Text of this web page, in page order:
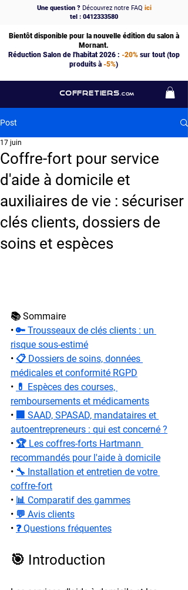
COFFRETIERS .COM
Une question ?Découvrez notre FAQ ici
tel : 0412333580
Bientôt disponible pour la nouvelle édition du salon à
Mornant.
Réduction Salon de l'habitat 2026 : -20%sur tout (top
produits à -5%)
Post
Coffre-fort pour service
d'aide à domicile et
auxiliaires de vie : sécuriser
clés clients, dossiers de
soins et espèces
17 juin
📚 Sommaire
• 🔑 Trousseaux de clés clients : un
risque sous-estimé
• 📋 Dossiers de soins, données
médicales et conformité RGPD
• 💊 Espèces des courses,
remboursements et médicaments
• 🏢 SAAD, SPASAD, mandataires et
autoentrepreneurs : qui est concerné ?
• 🏆 Les coffres-forts Hartmann
recommandés pour l'aide à domicile
• 🔧 Installation et entretien de votre
coffre-fort
• 📊 Comparatif des gammes
• 💬 Avis clients
• ❓ Questions fréquentes
🎯 Introduction